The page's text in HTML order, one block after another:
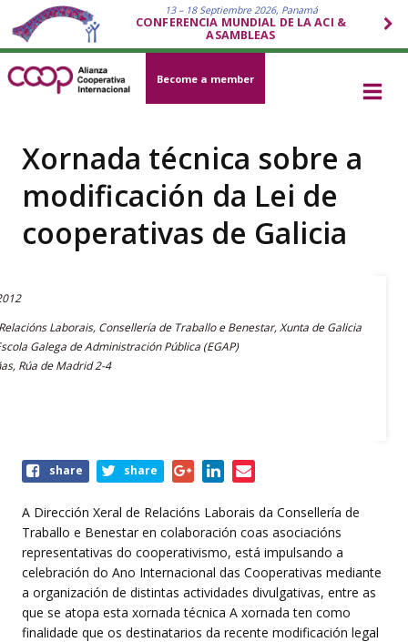
13 – 18 Septiembre 2026, Panamá
CONFERENCIA MUNDIAL DE LA ACI &
ASAMBLEAS
Become a member
Xornada técnica sobre a
modificación da Lei de
cooperativas de Galicia
Laborais, Consellería de Traballo e Benestar, Xunta de Galicia
Galega de Administración Pública (EGAP)
Rúa de Madrid 2-4
Share
event
share share
A Dirección Xeral de Relacións Laborais da Consellería de
Traballo e Benestar en colaboración coas asociacións
representativas do cooperativismo, está impulsando a
celebración do Ano Internacional das Cooperativas mediante
a organización de distintas actividades divulgativas, entre as
que se atopa esta xornada técnica A xornada ten como
finalidade que os destinatarios da recente modificación legal